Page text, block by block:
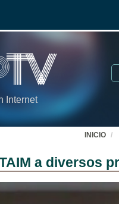
Internet
INICIO
a diversos